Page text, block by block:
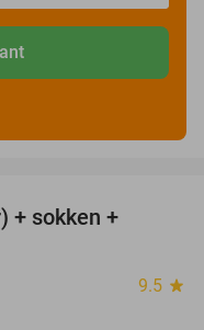
+ sokken +
9.5 star